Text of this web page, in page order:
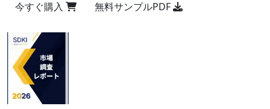
今すぐ購入
無料サンプルPDF